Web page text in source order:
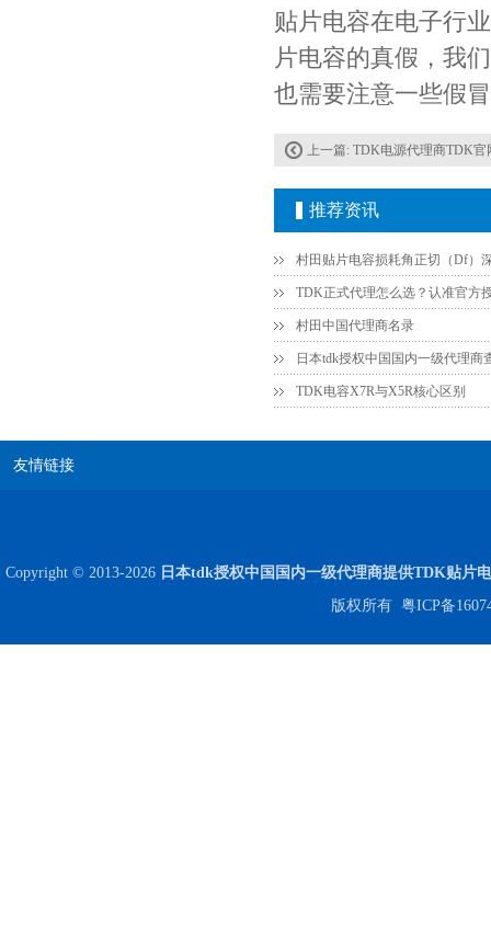
贴片电容在电子行
片电容的真假，我
也需要注意一些假
上一篇: TDK电源代理商TDK官
推荐资讯
村田中国代理商名录
日本tdk授权中国国内一级代理商
TDK电容X7R与X5R核心区别
友情链接
Copyright © 2013-2026 日本tdk授权中国国内一级代理商提供TDK贴片
版权所有 粤ICP备